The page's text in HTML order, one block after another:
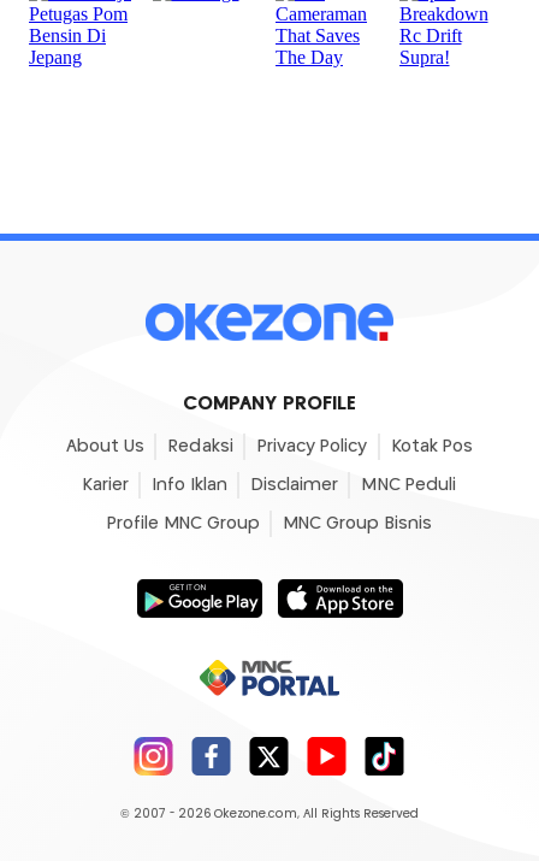
COMPANY PROFILE
About Us Redaksi Privacy Policy Kotak Pos
Karier Info Iklan Disclaimer MNC Peduli
Profile MNC Group MNC Group Bisnis
© 2007 - 2026 Okezone.com, All Rights Reserved